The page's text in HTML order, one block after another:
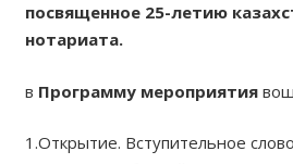
посвященное 25-летию
нотариата.
в Программу мероприятия
1.Открытие. Вступительное